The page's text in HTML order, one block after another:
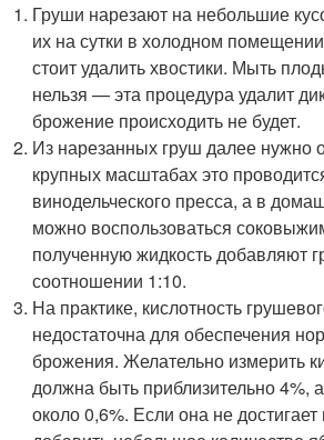
Груши нарезают на небольшие
их на сутки в холодном
стоит удалить хвостики. Мыть
нельзя — эта процедура удалит
брожение происходить не будет.
Из нарезанных груш далее нужно
крупных масштабах это
винодельческого пресса, а в
можно воспользоваться
полученную жидкость добавляют
соотношении 1:10.
На практике, кислотность
недостаточна для обеспечения
брожения. Желательно измерить
должна быть приблизительно 4%,
около 0,6%. Если она не